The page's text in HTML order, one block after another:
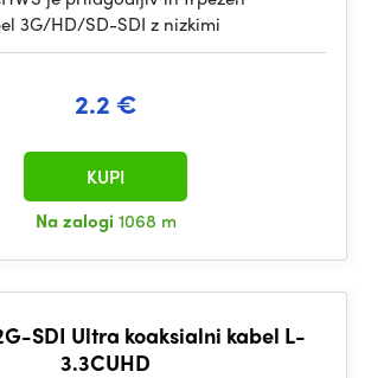
3G/HD/SD-SDI z nizkimi
2.2 €
Na zalogi 1068 m
KUPI
SDI Ultra koaksialni kabel L-
3.3CUHD